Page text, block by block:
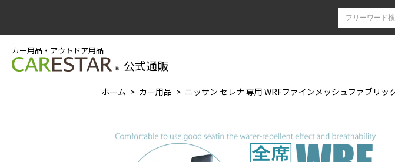
カー用品・アウトドア用品
公式通販
ホーム カー用品 ニッサン セレナ 専用 WRFファインメッシュファブリ